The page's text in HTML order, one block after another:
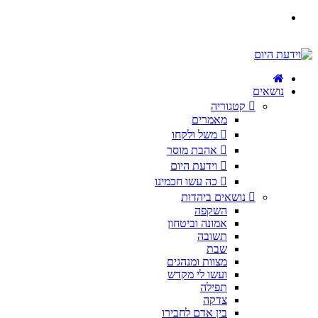
נושאים
קטגוריה
מאמרים
משל ולקחו
אהבת מוסר
וידעת היום
כה עשו חכמינו
נושאים ביהדות
השקפה
אמונה וביטחון
תשובה
שבת
מצוות ומנהגים
ועשו לי מקדש
תפילה
צדקה
בין אדם לחבירו